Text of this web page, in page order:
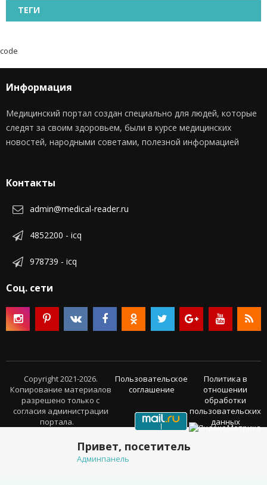
ТЕГИ
code
Информация
Медицинский портал создан специально для людей, которые
следят за своим здоровьем, были в курсе медицинских
новостей, народными советами, полезной информацией
Контакты
admin@medical-reader.ru
4852200 - icq
978739 - icq
Соц. сети
Copyright 2021-2026.
Копирование материалов
разрешено только с
согласия администрации
портала.
Пользовательское
соглашение
Политика в
отношении
обработки
пользовательских
данных
Привет, посетитель
Админпанель